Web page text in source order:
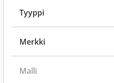
Tyyppi
Merkki
Malli